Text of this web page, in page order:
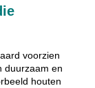
voorzien
duurzaam en
houten